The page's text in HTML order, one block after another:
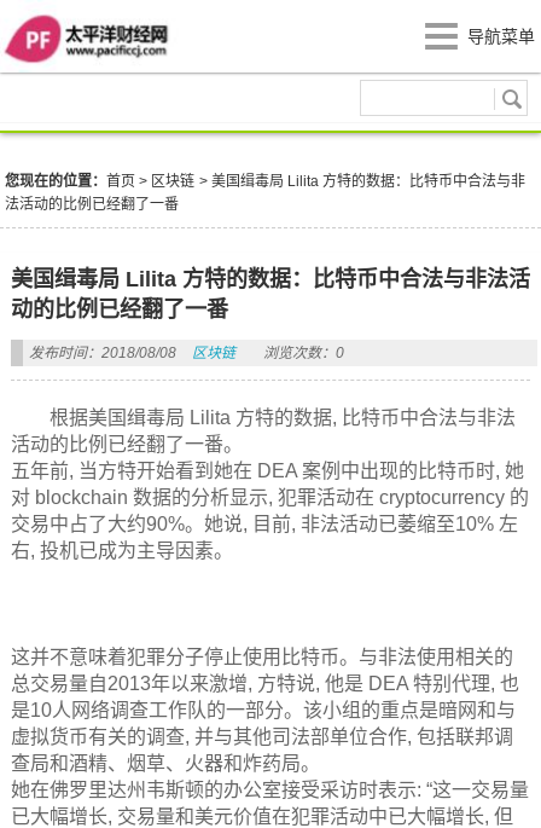
导航菜单
您现在的位置：首页 > 区块链 >美国缉毒局 Lilita 方特的数据：比特币中合法与非
法活动的比例已经翻了一番
美国缉毒局 Lilita 方特的数据：比特币中合法与非法活
动的比例已经翻了一番
发布时间：2018/08/08 区块链 浏览次数：0
根据美国缉毒局 Lilita 方特的数据, 比特币中合法与非法
活动的比例已经翻了一番。
五年前, 当方特开始看到她在 DEA 案例中出现的比特币时, 她
对 blockchain 数据的分析显示, 犯罪活动在 cryptocurrency 的
交易中占了大约90%。她说, 目前, 非法活动已萎缩至10% 左
右, 投机已成为主导因素。
这并不意味着犯罪分子停止使用比特币。与非法使用相关的
总交易量自2013年以来激增, 方特说, 他是 DEA 特别代理, 也
是10人网络调查工作队的一部分。该小组的重点是暗网和与
虚拟货币有关的调查, 并与其他司法部单位合作, 包括联邦调
查局和酒精、烟草、火器和炸药局。
她在佛罗里达州韦斯顿的办公室接受采访时表示: “这一交易量
已大幅增长, 交易量和美元价值在犯罪活动中已大幅增长, 但